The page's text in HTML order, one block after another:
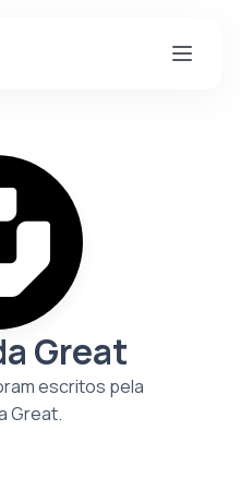
Great
escritos pela
Great.